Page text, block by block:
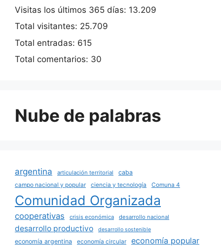
Visitas los últimos 365 días: 13.209
Total visitantes: 25.709
Total entradas: 615
Total comentarios: 30
Nube de palabras
argentina articulación territorial
caba
campo nacional y popular
ciencia y tecnología Comuna 4
Comunidad Organizada
cooperativas crisis económica desarrollo nacional
desarrollo productivo desarrollo sostenible
economía argentina economía circular economía popular